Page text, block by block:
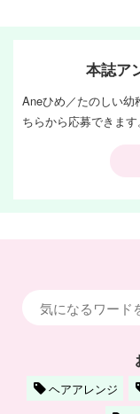
本誌ア
Aneひめ／たのしい
ちらから応募できます。
ヘアアレンジ